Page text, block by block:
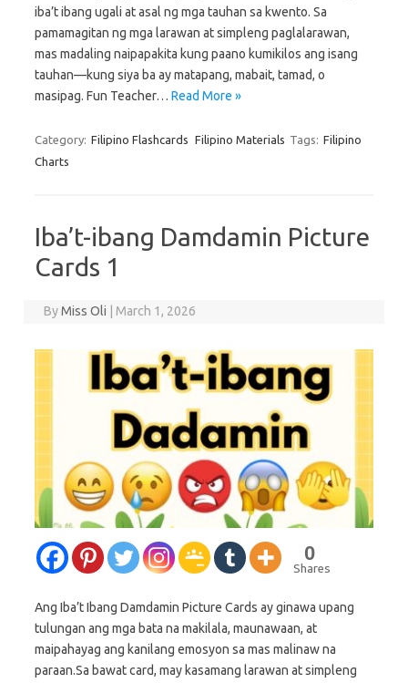
iba’t ibang ugali at asal ng mga tauhan sa kwento. Sa
pamamagitan ng mga larawan at simpleng paglalarawan,
mas madaling naipapakita kung paano kumikilos ang isang
tauhan—kung siya ba ay matapang, mabait, tamad, o
masipag. Fun Teacher… Read More »
Category: Filipino Flashcards Filipino Materials Tags: Filipino
Charts
Iba’t-ibang Damdamin Picture
Cards 1
ByMiss Oli March 1, 2026
0
Shares
Ang Iba’t Ibang Damdamin Picture Cards ay ginawa upang
tulungan ang mga bata na makilala, maunawaan, at
maipahayag ang kanilang emosyon sa mas malinaw na
paraan.Sa bawat card, may kasamang larawan at simpleng